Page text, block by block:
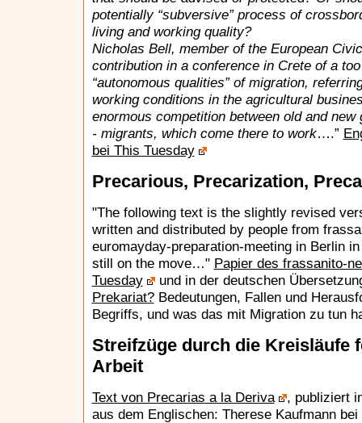
potentially “subversive” process of
living and working quality?
Nicholas Bell, member of the European
contribution in a conference in Crete of a
“autonomous qualities” of migration,
working conditions in the agricultural
enormous competition between old and
- migrants, which come there to work….”
bei This Tuesday
Precarious, Precarization,
"The following text is the slightly revised
written and distributed by people from
euromayday-preparation-meeting in Berlin
still on the move…" Papier des frassanito-
Tuesday
und in der deutschen
Prekariat?Bedeutungen, Fallen und
Begriffs, und was das mit Migration zu tun
Streifzüge durch die Kreisläufe
Arbeit
Text von Precarias a la Deriva
, publiziert
aus dem Englischen: Therese Kaufmann